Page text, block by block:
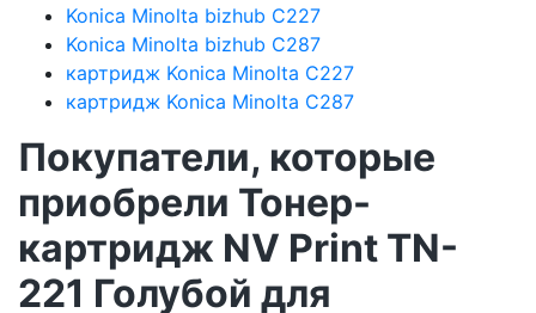
Konica Minolta bizhub C227
Konica Minolta bizhub C287
картридж Konica Minolta C227
картридж Konica Minolta C287
Покупатели, которые
приобрели Тонер-
картридж NV Print TN-
221 Голубой для